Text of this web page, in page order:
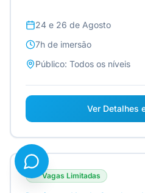
24 e 26 de Agosto
7h de imersão
Público: Todos os níveis
Ver Detalhes
Vagas Limitadas